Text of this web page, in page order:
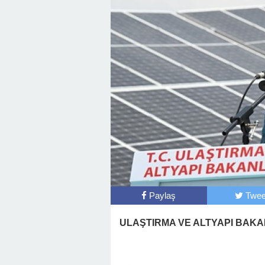
Paylaş
ULAŞTIRMA VE ALTYAPI
Başkan Posbıyık’tan